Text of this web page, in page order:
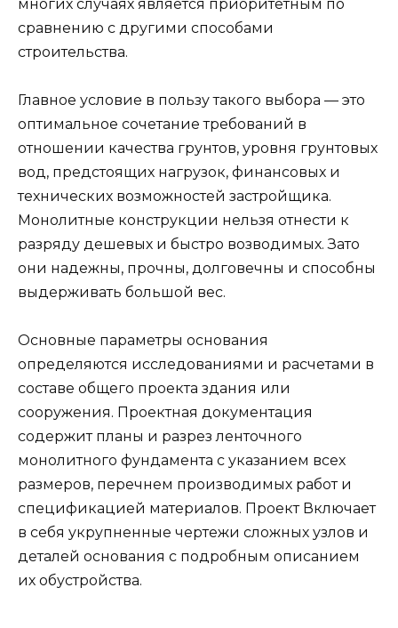
многих случаях является приоритетным по
сравнению с другими способами
строительства.
Главное условие в пользу такого выбора — это
оптимальное сочетание требований в
отношении качества грунтов, уровня грунтовых
вод, предстоящих нагрузок, финансовых и
технических возможностей застройщика.
Монолитные конструкции нельзя отнести к
разряду дешевых и быстро возводимых. Зато
они надежны, прочны, долговечны и способны
выдерживать большой вес.
Основные параметры основания
определяются исследованиями и расчетами в
составе общего проекта здания или
сооружения. Проектная документация
содержит планы и разрез ленточного
монолитного фундамента с указанием всех
размеров, перечнем производимых работ и
спецификацией материалов. Проект Включает
в себя укрупненные чертежи сложных узлов и
деталей основания с подробным описанием
их обустройства.